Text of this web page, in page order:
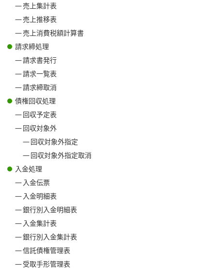
売上集計表
売上推移表
売上消費税額計算書
請求締処理
請求書発行
請求一覧表
請求締取消
債権回収処理
回収予定表
回収対象外
回収対象外指定
回収対象外指定取消
入金処理
入金伝票
入金明細表
銀行別入金明細表
入金集計表
銀行別入金集計表
信託債権管理表
受取手形管理表